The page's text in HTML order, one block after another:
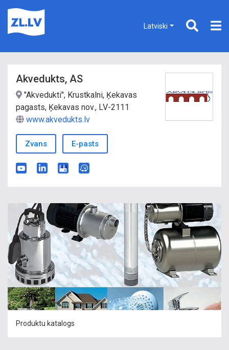
Latviski
Akvedukts, AS
"Akvedukti", Krustkalni, Ķekavas
pagasts, Ķekavas nov., LV-2111
www.akvedukts.lv
Zvans E-pasts
Produktu katalogs